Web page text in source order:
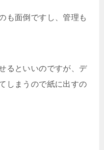
も面倒ですし、管理も
るといいのですが、デ
しまうので紙に出すの